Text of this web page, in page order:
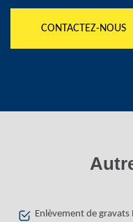
CONTACTEZ-NOUS
Enlèvement de gravats